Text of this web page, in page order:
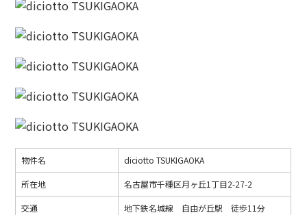
物件名 diciotto TSUKIGAOKA
所在地 名古屋市千種区月ヶ丘1丁目2-27-2
交通 地下鉄名城線 自由が丘駅 徒歩11分